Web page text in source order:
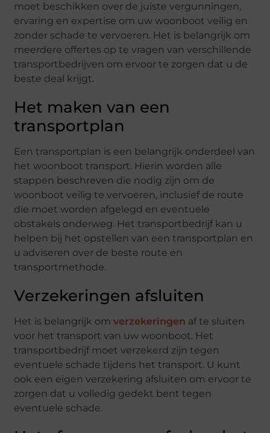
moet beschikken over de juiste vergunningen,
ervaring en expertise om uw woonboot veilig en
zonder schade te vervoeren. Het is belangrijk om
meerdere offertes op te vragen van verschillende
transportbedrijven om ervoor te zorgen dat u de
beste deal krijgt.
Het maken van een
transportplan
Een transportplan is een belangrijk onderdeel van
het woonboot transport. Hierin worden alle
stappen beschreven die nodig zijn om de
woonboot veilig te vervoeren, inclusief de route
die moet worden afgelegd en eventuele
obstakels onderweg. Het transportbedrijf kan u
helpen bij het opstellen van een transportplan en
u adviseren over de beste route en
transportmethode.
Verzekeringen afsluiten
Het is belangrijk omverzekeringen af te sluiten
voor het transport van uw woonboot. Het
transportbedrijf moet verzekerd zijn tegen
eventuele schade tijdens het transport. U kunt
ook een eigen verzekering afsluiten om ervoor te
zorgen dat u volledig gedekt bent tegen
eventuele schade.